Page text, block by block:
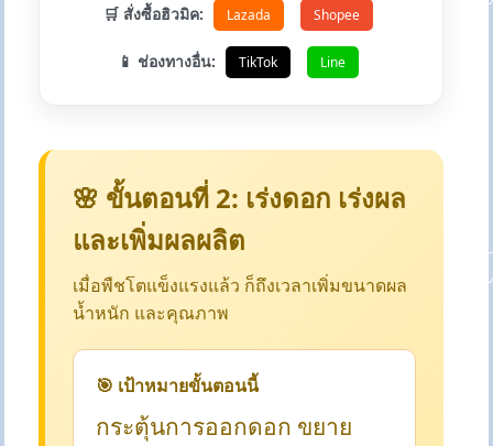
🛒 สั่งซื้อฮิวมิค: Lazada Shopee
📱 ช่องทางอื่น: TikTok Line
🌸 ขั้นตอนที่ 2: เร่งดอก เร่งผล
และเพิ่มผลผลิต
เมื่อพืชโตแข็งแรงแล้ว ก็ถึงเวลาเพิ่มขนาดผล
น้ำหนัก และคุณภาพ
🎯 เป้าหมายขั้นตอนนี้
กระตุ้นการออกดอก ขยาย